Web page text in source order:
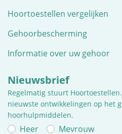
Hoortoestellen vergelijken
Gehoorbescherming
Informatie over uw gehoor
Nieuwsbrief
Regelmatig stuurt
nieuwste ontwikkelingen op het
hoorhulpmiddelen.
Heer Mevrouw